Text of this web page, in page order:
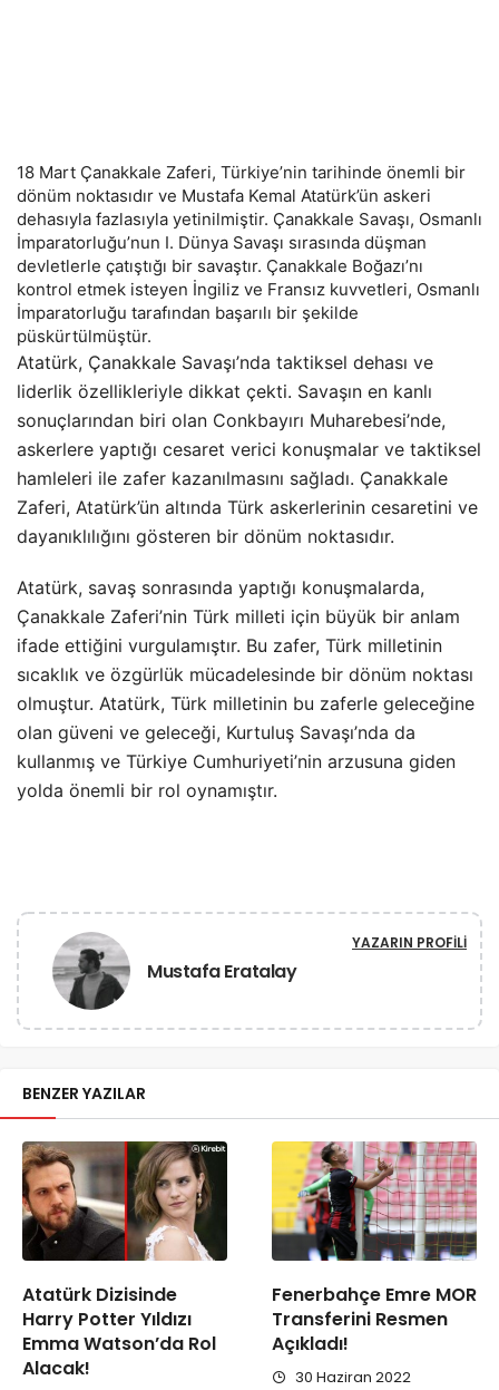
18 Mart Çanakkale Zaferi, Türkiye’nin tarihinde önemli bir
dönüm noktasıdır ve Mustafa Kemal Atatürk’ün askeri
dehasıyla fazlasıyla yetinilmiştir. Çanakkale Savaşı, Osmanlı
İmparatorluğu’nun I. Dünya Savaşı sırasında düşman
devletlerle çatıştığı bir savaştır. Çanakkale Boğazı’nı
kontrol etmek isteyen İngiliz ve Fransız kuvvetleri, Osmanlı
İmparatorluğu tarafından başarılı bir şekilde
püskürtülmüştür.
Atatürk, Çanakkale Savaşı’nda taktiksel dehası ve
liderlik özellikleriyle dikkat çekti. Savaşın en kanlı
sonuçlarından biri olan Conkbayırı Muharebesi’nde,
askerlere yaptığı cesaret verici konuşmalar ve taktiksel
hamleleri ile zafer kazanılmasını sağladı. Çanakkale
Zaferi, Atatürk’ün altında Türk askerlerinin cesaretini ve
dayanıklılığını gösteren bir dönüm noktasıdır.
Atatürk, savaş sonrasında yaptığı konuşmalarda,
Çanakkale Zaferi’nin Türk milleti için büyük bir anlam
ifade ettiğini vurgulamıştır. Bu zafer, Türk milletinin
sıcaklık ve özgürlük mücadelesinde bir dönüm noktası
olmuştur. Atatürk, Türk milletinin bu zaferle geleceğine
olan güveni ve geleceği, Kurtuluş Savaşı’nda da
kullanmış ve Türkiye Cumhuriyeti’nin arzusuna giden
yolda önemli bir rol oynamıştır.
Mustafa Eratalay
YAZARIN PROFILI
BENZER YAZILAR
Atatürk Dizisinde
Harry Potter Yıldızı
Emma Watson’da Rol
Alacak!
Fenerbahçe Emre MOR
Transferini Resmen
Açıkladı!
30 Haziran 2022